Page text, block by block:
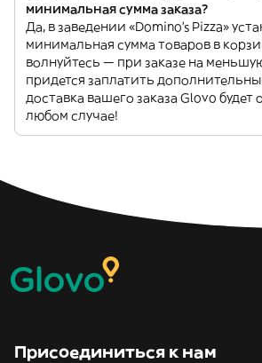
минимальная сумма заказа?
Да, в заведении «Domino's Pizza»
минимальная сумма товаров в
волнуйтесь — при заказе на
придется заплатить
доставка вашего заказа Glovo будет
любом случае!
Присоединиться к нам